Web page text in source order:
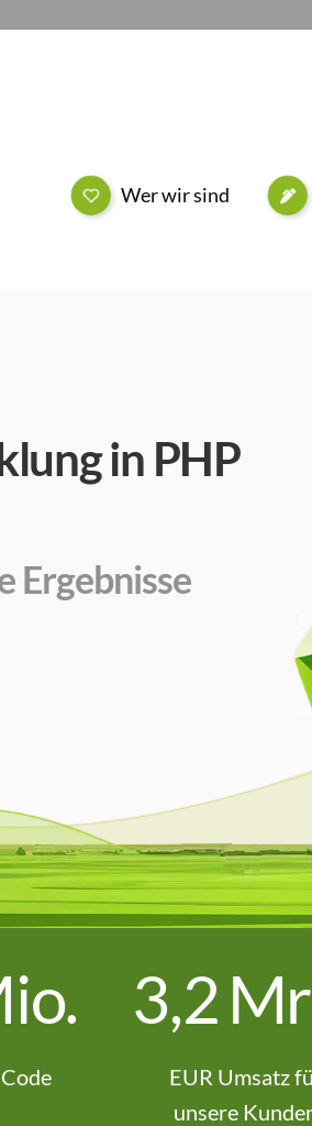
Wer wir sind
in PHP
Ergebnisse
3,2
EUR Umsatz
unsere